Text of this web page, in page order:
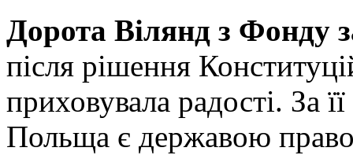
Дорота Вілянд з Фонду
після рішення
приховувала радості. За
Польща є державою